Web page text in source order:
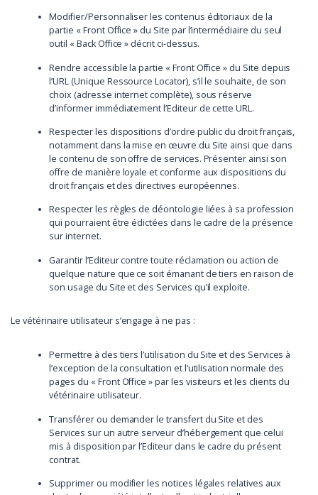
Modifier/Personnaliser les contenus éditoriaux de la
partie « Front Office » du Site par l’intermédiaire du seul
outil « Back Office » décrit ci-dessus.
Rendre accessible la partie « Front Office » du Site depuis
l’URL (Unique Ressource Locator), s’il le souhaite, de son
choix (adresse internet complète), sous réserve
d’informer immédiatement l’Editeur de cette URL.
Respecter les dispositions d’ordre public du droit français,
notamment dans la mise en œuvre du Site ainsi que dans
le contenu de son offre de services. Présenter ainsi son
offre de manière loyale et conforme aux dispositions du
droit français et des directives européennes.
Respecter les règles de déontologie liées à sa profession
qui pourraient être édictées dans le cadre de la présence
sur internet.
Garantir l’Editeur contre toute réclamation ou action de
quelque nature que ce soit émanant de tiers en raison de
son usage du Site et des Services qu’il exploite.
Le vétérinaire utilisateur s’engage à ne pas :
Permettre à des tiers l’utilisation du Site et des Services à
l’exception de la consultation et l’utilisation normale des
pages du « Front Office » par les visiteurs et les clients du
vétérinaire utilisateur.
Transférer ou demander le transfert du Site et des
Services sur un autre serveur d’hébergement que celui
mis à disposition par l’Editeur dans le cadre du présent
contrat.
Supprimer ou modifier les notices légales relatives aux